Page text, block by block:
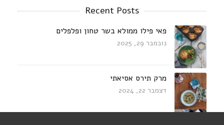
Recent Posts
פאי פילו ממולא בשר טחון ופלפלים
נובמבר 29, 2025
מרק תירס אסיאתי
דצמבר 22, 2024